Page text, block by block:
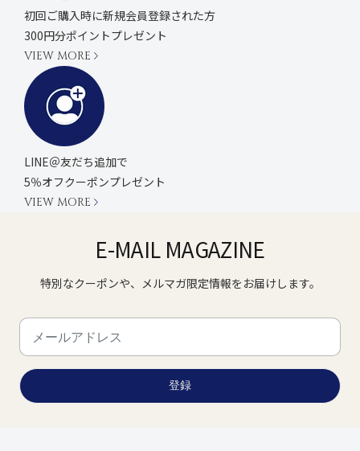
初回ご購入時に新規会員登録された方
300円分ポイントプレゼント
VIEW MORE
LINE＠友だち追加で
5％オフクーポンプレゼント
VIEW MORE
E-MAIL MAGAZINE
特別なクーポンや、メルマガ限定情報をお届けします。
登録